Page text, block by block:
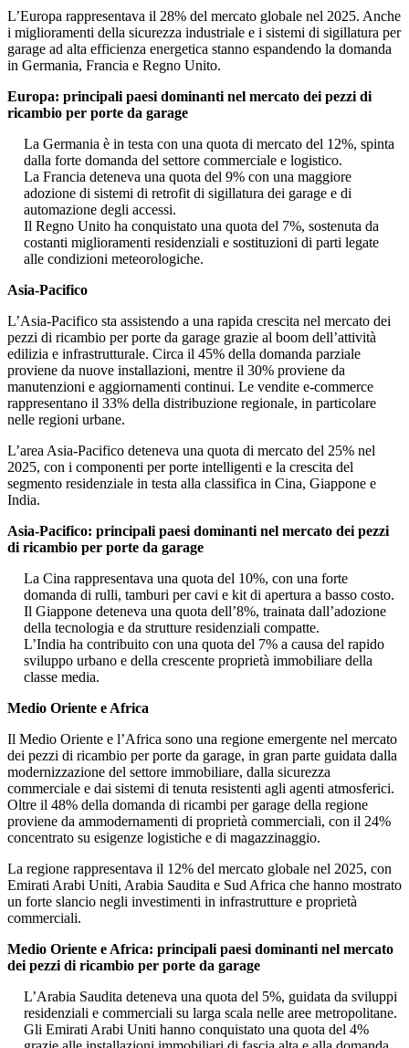
L’Europa rappresentava il 28% del mercato globale nel 2025. Anche
i miglioramenti della sicurezza industriale e i sistemi di sigillatura per
garage ad alta efficienza energetica stanno espandendo la domanda
in Germania, Francia e Regno Unito.
Europa: principali paesi dominanti nel mercato dei pezzi di
ricambio per porte da garage
La Germania è in testa con una quota di mercato del 12%, spinta
dalla forte domanda del settore commerciale e logistico.
La Francia deteneva una quota del 9% con una maggiore
adozione di sistemi di retrofit di sigillatura dei garage e di
automazione degli accessi.
Il Regno Unito ha conquistato una quota del 7%, sostenuta da
costanti miglioramenti residenziali e sostituzioni di parti legate
alle condizioni meteorologiche.
Asia-Pacifico
L’Asia-Pacifico sta assistendo a una rapida crescita nel mercato dei
pezzi di ricambio per porte da garage grazie al boom dell’attività
edilizia e infrastrutturale. Circa il 45% della domanda parziale
proviene da nuove installazioni, mentre il 30% proviene da
manutenzioni e aggiornamenti continui. Le vendite e-commerce
rappresentano il 33% della distribuzione regionale, in particolare
nelle regioni urbane.
L’area Asia-Pacifico deteneva una quota di mercato del 25% nel
2025, con i componenti per porte intelligenti e la crescita del
segmento residenziale in testa alla classifica in Cina, Giappone e
India.
Asia-Pacifico: principali paesi dominanti nel mercato dei pezzi
di ricambio per porte da garage
La Cina rappresentava una quota del 10%, con una forte
domanda di rulli, tamburi per cavi e kit di apertura a basso costo.
Il Giappone deteneva una quota dell’8%, trainata dall’adozione
della tecnologia e da strutture residenziali compatte.
L’India ha contribuito con una quota del 7% a causa del rapido
sviluppo urbano e della crescente proprietà immobiliare della
classe media.
Medio Oriente e Africa
Il Medio Oriente e l’Africa sono una regione emergente nel mercato
dei pezzi di ricambio per porte da garage, in gran parte guidata dalla
modernizzazione del settore immobiliare, dalla sicurezza
commerciale e dai sistemi di tenuta resistenti agli agenti atmosferici.
Oltre il 48% della domanda di ricambi per garage della regione
proviene da ammodernamenti di proprietà commerciali, con il 24%
concentrato su esigenze logistiche e di magazzinaggio.
La regione rappresentava il 12% del mercato globale nel 2025, con
Emirati Arabi Uniti, Arabia Saudita e Sud Africa che hanno mostrato
un forte slancio negli investimenti in infrastrutture e proprietà
commerciali.
Medio Oriente e Africa: principali paesi dominanti nel mercato
dei pezzi di ricambio per porte da garage
L’Arabia Saudita deteneva una quota del 5%, guidata da sviluppi
residenziali e commerciali su larga scala nelle aree metropolitane.
Gli Emirati Arabi Uniti hanno conquistato una quota del 4%